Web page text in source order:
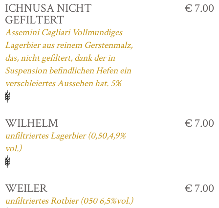
ICHNUSA NICHT
GEFILTERT
Assemini Cagliari Vollmundiges
Lagerbier aus reinem Gerstenmalz,
das, nicht gefiltert, dank der in
Suspension befindlichen Hefen ein
verschleiertes Aussehen hat. 5%
€ 7.00
WILHELM
unfiltriertes Lagerbier (0,50,4,9%
vol.)
€ 7.00
WEILER
unfiltriertes Rotbier (050 6,5%vol.)
€ 7.00